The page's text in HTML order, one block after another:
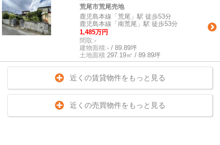
荒尾市荒尾売地
鹿児島本線「荒尾」駅 徒歩53分
鹿児島本線「南荒尾」駅 徒歩53分
1,485万円
間取:-
建物面積:- / 89.89坪
土地面積:297.19㎡ / 89.89坪
近くの賃貸物件をもっと見る
近くの売買物件をもっと見る